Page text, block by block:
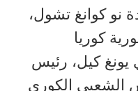
نو كوانغ تشول،
كوريا
يونغ كيل، رئيس
الشعبي الكوري